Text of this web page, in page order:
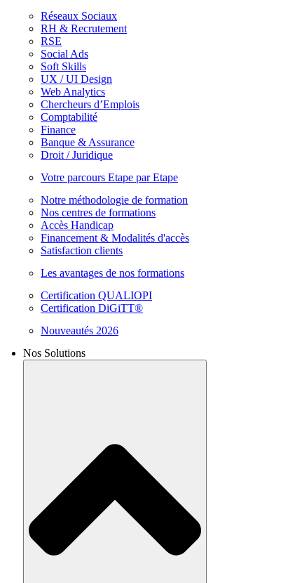
Réseaux Sociaux
RH & Recrutement
RSE
Social Ads
Soft Skills
UX / UI Design
Web Analytics
Chercheurs d’Emplois
Comptabilité
Finance
Banque & Assurance
Droit / Juridique
Votre parcours Etape par Etape
Notre méthodologie de formation
Nos centres de formations
Accès Handicap
Financement & Modalités d'accès
Satisfaction clients
Les avantages de nos formations
Certification QUALIOPI
Certification DiGiTT®
Nouveautés 2026
Nos Solutions